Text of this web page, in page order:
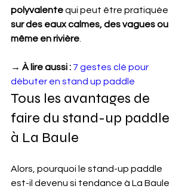
polyvalente qui peut être pratiquée
sur des eaux calmes, des vagues ou
même en rivière.
→ À lire aussi : 7 gestes clé pour
débuter en stand up paddle
Tous les avantages de
faire du stand-up paddle
à La Baule
Alors, pourquoi le stand-up paddle
est-il devenu si tendance à La Baule